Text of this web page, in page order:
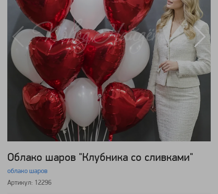
Облако шаров "Клубника со сливками"
облако шаров
Артикул: 12296